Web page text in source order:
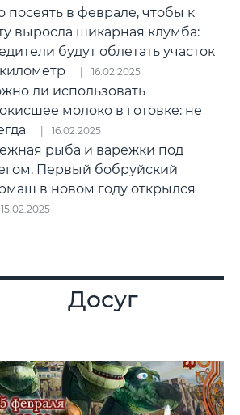
посеять в феврале, чтобы к
выросла шикарная клумба:
будут облетать участок
16.02.2025
ли использовать
молоко в готовке: не
16.02.2025
рыба и варежки под
Первый бобруйский
в новом году открылся
15.02.2025
Досуг